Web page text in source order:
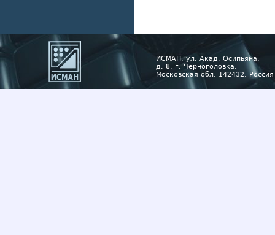
ИСМАН, ул. Акад. Осипьяна,
д. 8, г. Черноголовка,
Московская обл, 142432, Россия